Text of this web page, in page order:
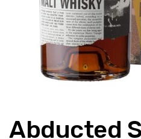
comienzo
Abducted